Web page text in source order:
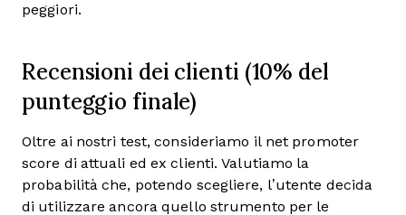
peggiori.
Recensioni dei clienti (10% del
punteggio finale)
Oltre ai nostri test, consideriamo il net promoter
score di attuali ed ex clienti. Valutiamo la
probabilità che, potendo scegliere, l’utente decida
di utilizzare ancora quello strumento per le